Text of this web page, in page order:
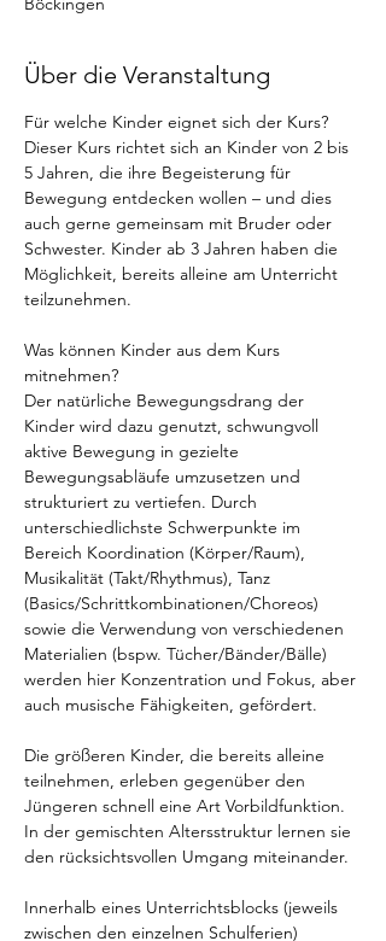
Über die Veranstaltung
Für welche Kinder eignet sich der Kurs?
Dieser Kurs richtet sich an Kinder von 2 bis
5 Jahren, die ihre Begeisterung für
Bewegung entdecken wollen – und dies
auch gerne gemeinsam mit Bruder oder
Schwester. Kinder ab 3 Jahren haben die
Möglichkeit, bereits alleine am Unterricht
teilzunehmen.
Was können Kinder aus dem Kurs
mitnehmen?
Der natürliche Bewegungsdrang der
Kinder wird dazu genutzt, schwungvoll
aktive Bewegung in gezielte
Bewegungsabläufe umzusetzen und
strukturiert zu vertiefen. Durch
unterschiedlichste Schwerpunkte im
Bereich Koordination (Körper/Raum),
Musikalität (Takt/Rhythmus), Tanz
(Basics/Schrittkombinationen/Choreos)
sowie die Verwendung von verschiedenen
Materialien (bspw. Tücher/Bänder/Bälle)
werden hier Konzentration und Fokus, aber
auch musische Fähigkeiten, gefördert.
Die größeren Kinder, die bereits alleine
teilnehmen, erleben gegenüber den
Jüngeren schnell eine Art Vorbildfunktion.
In der gemischten Altersstruktur lernen sie
den rücksichtsvollen Umgang miteinander.
Innerhalb eines Unterrichtsblocks (jeweils
zwischen den einzelnen Schulferien)